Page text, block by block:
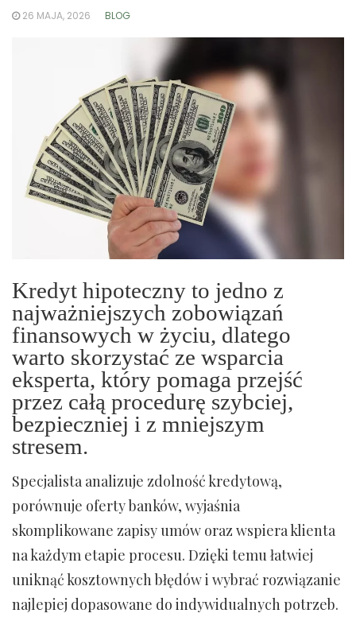
26 MAJA, 2026 BLOG
Kredyt hipoteczny to jedno z
najważniejszych zobowiązań
finansowych w życiu, dlatego
warto skorzystać ze wsparcia
eksperta, który pomaga przejść
przez całą procedurę szybciej,
bezpieczniej i z mniejszym
stresem.
Specjalista analizuje zdolność kredytową,
porównuje oferty banków, wyjaśnia
skomplikowane zapisy umów oraz wspiera klienta
na każdym etapie procesu. Dzięki temu łatwiej
uniknąć kosztownych błędów i wybrać rozwiązanie
najlepiej dopasowane do indywidualnych potrzeb.